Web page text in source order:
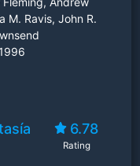
M. Ravis, John R.
6.78
Rating